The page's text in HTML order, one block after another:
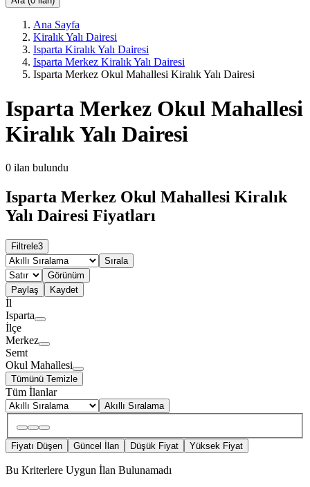
Ana Sayfa
Kiralık Yalı Dairesi
Isparta Kiralık Yalı Dairesi
Isparta Merkez Kiralık Yalı Dairesi
Isparta Merkez Okul Mahallesi Kiralık Yalı Dairesi
Isparta Merkez Okul Mahallesi
Kiralık Yalı Dairesi
0 ilan bulundu
Isparta Merkez Okul Mahallesi Kiralık
Yalı Dairesi Fiyatları
Filtrele3
Sırala
Görünüm
Paylaş
Kaydet
İl
Isparta
İlçe
Merkez
Semt
Okul Mahallesi
Tümünü Temizle
Tüm İlanlar
Akıllı Sıralama
Fiyatı Düşen Güncel İlan Düşük Fiyat Yüksek Fiyat
Bu Kriterlere Uygun İlan Bulunamadı